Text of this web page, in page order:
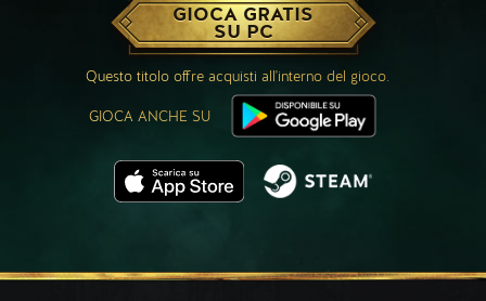
GIOCA GRATIS
SU PC
Questo titolo offre acquisti all'interno del gioco.
GIOCA ANCHE SU